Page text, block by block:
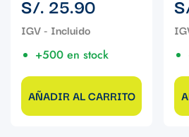
regular
S/. 25.90
+500 en stock
AÑADIR AL CARRITO